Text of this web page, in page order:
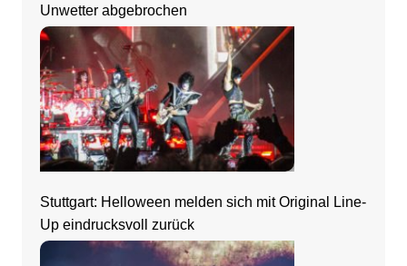
Unwetter abgebrochen
Stuttgart: Helloween melden sich mit Original Line-
Up eindrucksvoll zurück